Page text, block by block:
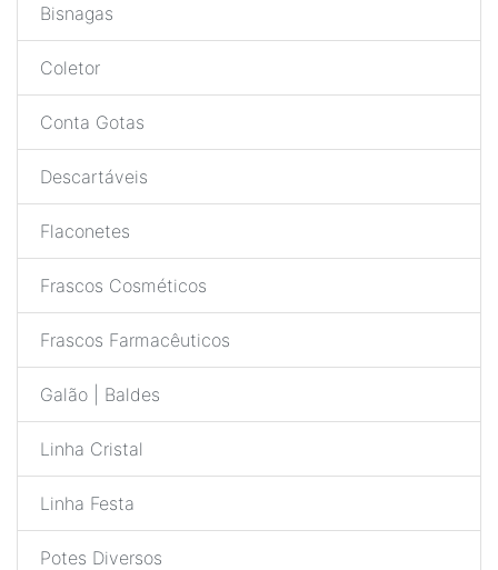
Bisnagas
Coletor
Conta Gotas
Descartáveis
Flaconetes
Frascos Cosméticos
Frascos Farmacêuticos
Galão | Baldes
Linha Cristal
Linha Festa
Potes Diversos